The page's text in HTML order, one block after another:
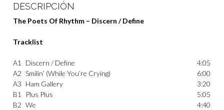
DESCRIPCIÓN
The Poets Of Rhythm – Discern / Define
Tracklist
A1 Discern / Define
4:05
A2 Smilin’ (While You’re Crying)
6:00
A3 Ham Gallery
3:20
B1
Plus Plus
5:05
B2 We
4:40